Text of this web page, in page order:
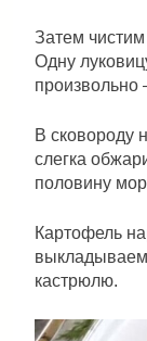
Затем
Одну
В сковороду
слегка
половину
Картофель
выкладываем
кастрюлю.